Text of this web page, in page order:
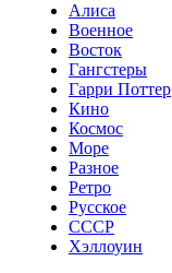
Алиса
Военное
Восток
Гангстеры
Гарри Поттер
Кино
Космос
Море
Разное
Ретро
Русское
СССР
Хэллоуин